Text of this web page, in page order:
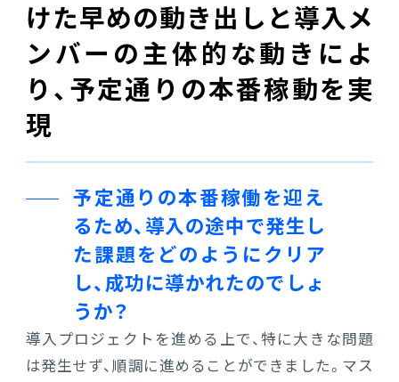
けた早めの動き出しと導入メ
ンバーの主体的な動きによ
り、予定通りの本番稼動を実
現
予定通りの本番稼働を迎え
るため、導入の途中で発生し
た課題をどのようにクリア
し、成功に導かれたのでしょ
うか？
導入プロジェクトを進める上で、特に大きな問題
は発生せず、順調に進めることができました。マス